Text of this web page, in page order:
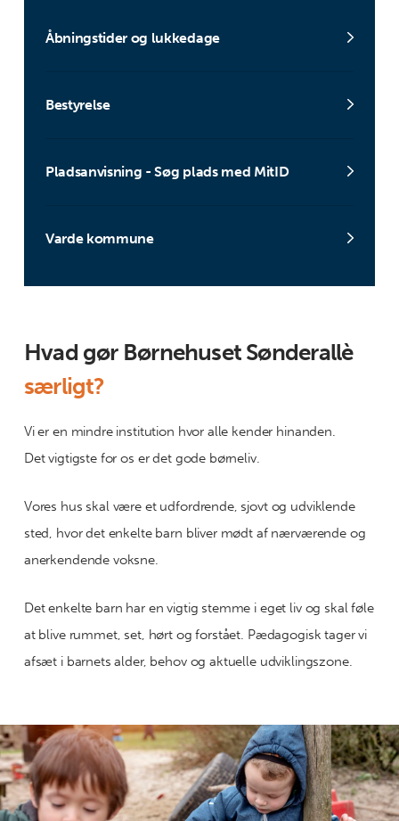
Åbningstider og lukkedage
Bestyrelse
Pladsanvisning - Søg plads med MitID
Varde kommune
Hvad gør Børnehuset Sønderallè
særligt?
Vi er en mindre institution hvor alle kender hinanden.
Det vigtigste for os er det gode børneliv.
Vores hus skal være et udfordrende, sjovt og udviklende
sted, hvor det enkelte barn bliver mødt af nærværende og
anerkendende voksne.
Det enkelte barn har en vigtig stemme i eget liv og skal føle
at blive rummet, set, hørt og forstået. Pædagogisk tager vi
afsæt i barnets alder, behov og aktuelle udviklingszone.